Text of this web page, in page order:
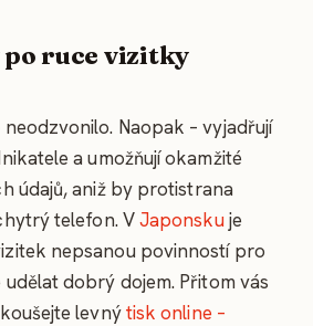
po ruce vizitky
Naopak – vyjadřují
a umožňují okamžité
údajů, aniž by protistrana
telefon. VJaponskuje
nepsanou povinností pro
dobrý dojem. Přitom vás
levnýtisk online –